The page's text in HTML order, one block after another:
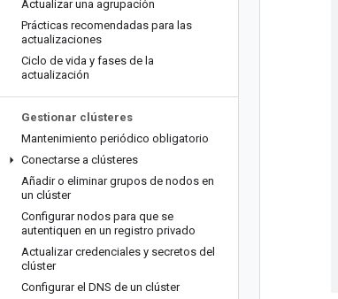
Actualizar una agrupación
Prácticas recomendadas para las
actualizaciones
Ciclo de vida y fases de la
actualización
Gestionar clústeres
Mantenimiento periódico obligatorio
Conectarse a clústeres
Añadir o eliminar grupos de nodos en
un clúster
Configurar nodos para que se
autentiquen en un registro privado
Actualizar credenciales y secretos del
clúster
Configurar el DNS de un clúster